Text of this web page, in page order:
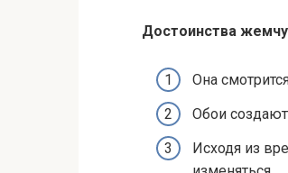
Достоинства
Она
Обои
Исходя из